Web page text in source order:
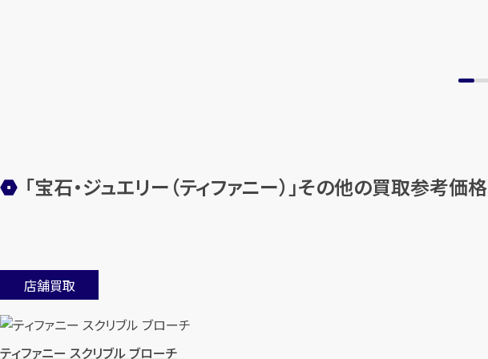
「宝石・ジュエリー（ティファニー）」その他の買取参考価格
店舗買取
ティファニー スクリブル ブローチ